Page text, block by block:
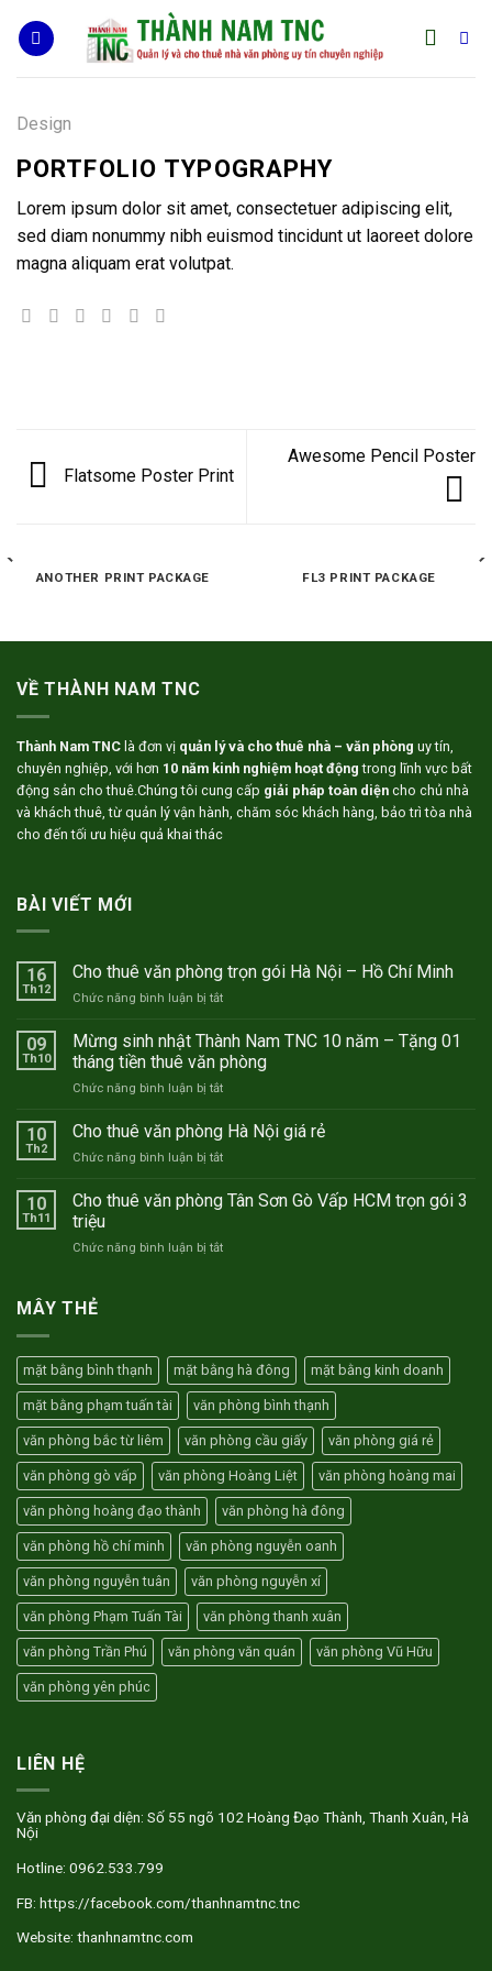
Design
PORTFOLIO TYPOGRAPHY
Lorem ipsum dolor sit amet, consectetuer adipiscing elit,
sed diam nonummy nibh euismod tincidunt ut laoreet dolore
magna aliquam erat volutpat.
Flatsome Poster Print
Awesome Pencil Poster
ANOTHER PRINT PACKAGE FL3 PRINT PACKAGE
VỀ THÀNH NAM TNC
Thành Nam TNC là đơn vị quản lý và cho thuê nhà – văn phòng uy tín,
chuyên nghiệp, với hơn 10 năm kinh nghiệm hoạt động trong lĩnh vực bất
động sản cho thuê.Chúng tôi cung cấp giải pháp toàn diện cho chủ nhà
và khách thuê, từ quản lý vận hành, chăm sóc khách hàng, bảo trì tòa nhà
cho đến tối ưu hiệu quả khai thác
BÀI VIẾT MỚI
16
Th12
Cho thuê văn phòng trọn gói Hà Nội – Hồ Chí Minh
Chức năng bình luận bị tắtở
thuê
văn
phòng
trọn
Hà
–
Chí
09
Th10
Mừng sinh nhật Thành Nam TNC 10 năm – Tặng 01
tháng tiền thuê văn phòng
Chức năng bình luận bị tắtở
sinh
Thành
TNC
–
văn
phòng
10
Th2
Cho thuê văn phòng Hà Nội giá rẻ
Chức năng bình luận bị tắtở
thuê
Hà
10
Th11
Cho thuê văn phòng Tân Sơn Gò Vấp HCM trọn gói 3
triệu
Chức năng bình luận bị tắtở
Sơn
Gò
Vấp
trọn
gói
3
triệu
MÂY THẺ
mặt bằng bình thạnh mặt bằng hà đông mặt bằng kinh doanh
mặt bằng phạm tuấn tài văn phòng bình thạnh
văn phòng bắc từ liêm văn phòng cầu giấy văn phòng giá rẻ
văn phòng gò vấp văn phòng Hoàng Liệt văn phòng hoàng mai
văn phòng hoàng đạo thành văn phòng hà đông
văn phòng hồ chí minh văn phòng nguyễn oanh
văn phòng nguyễn tuân văn phòng nguyễn xí
văn phòng Phạm Tuấn Tài văn phòng thanh xuân
văn phòng Trần Phú văn phòng văn quán văn phòng Vũ Hữu
văn phòng yên phúc
LIÊN HỆ
Văn phòng đại diện: Số 55 ngõ 102 Hoàng Đạo Thành, Thanh Xuân, Hà
Nội
Hotline: 0962.533.799
FB: https://facebook.com/thanhnamtnc.tnc
Website: thanhnamtnc.com